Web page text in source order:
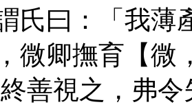
氏曰：「我薄
微卿撫育【微
善視之，弗